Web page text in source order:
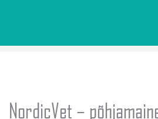
NordicVet –